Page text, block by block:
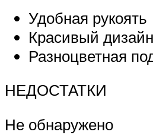
Удобная рукоять
Красивый дизайн
Разноцветная
НЕДОСТАТКИ
Не обнаружено